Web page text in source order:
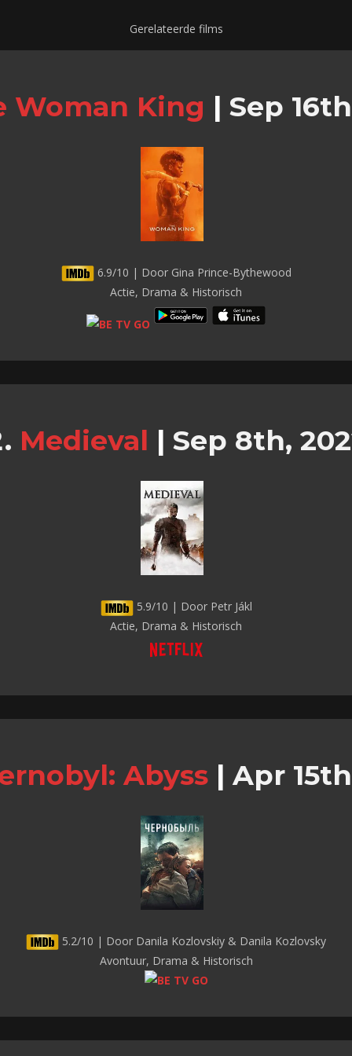
Gerelateerde films
Woman King | Sep
6.9/10 | Door Gina Prince-Bythewood
Actie, Drama & Historisch
Medieval | Sep 8th,
5.9/10 | Door Petr Jákl
Actie, Drama & Historisch
Abyss | Apr
5.2/10 | Door Danila Kozlovskiy & Danila Kozlovsky
Avontuur, Drama & Historisch